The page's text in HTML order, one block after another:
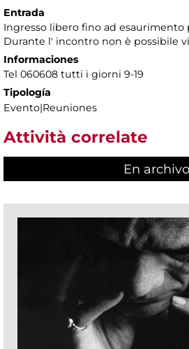
Entrada
Ingresso libero fino ad esaurimento
Durante l' incontro non è possibile
Informaciones
Tel 060608 tutti i giorni 9-19
Tipología
Evento|Reuniones
Attività correlate
En archivo